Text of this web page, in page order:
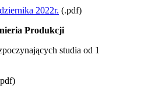
2022r. (.pdf)
Produkcji
studia od 1